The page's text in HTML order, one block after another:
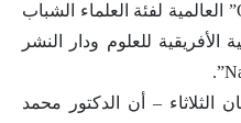
جامعة طنطا، على جائزة “Obada” العالمية لفئة العلماء الشباب
الأفريقية للعلوم ودار النشر
– أن الدكتور محمد